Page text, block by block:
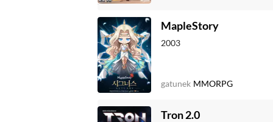
MapleStory
2003
gatunek MMORPG
Tron 2.0